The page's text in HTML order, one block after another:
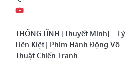
THỐNG LĨNH [Thuyết Minh] – Lý
Liên Kiệt | Phim Hành Động Võ
Thuật Chiến Tranh